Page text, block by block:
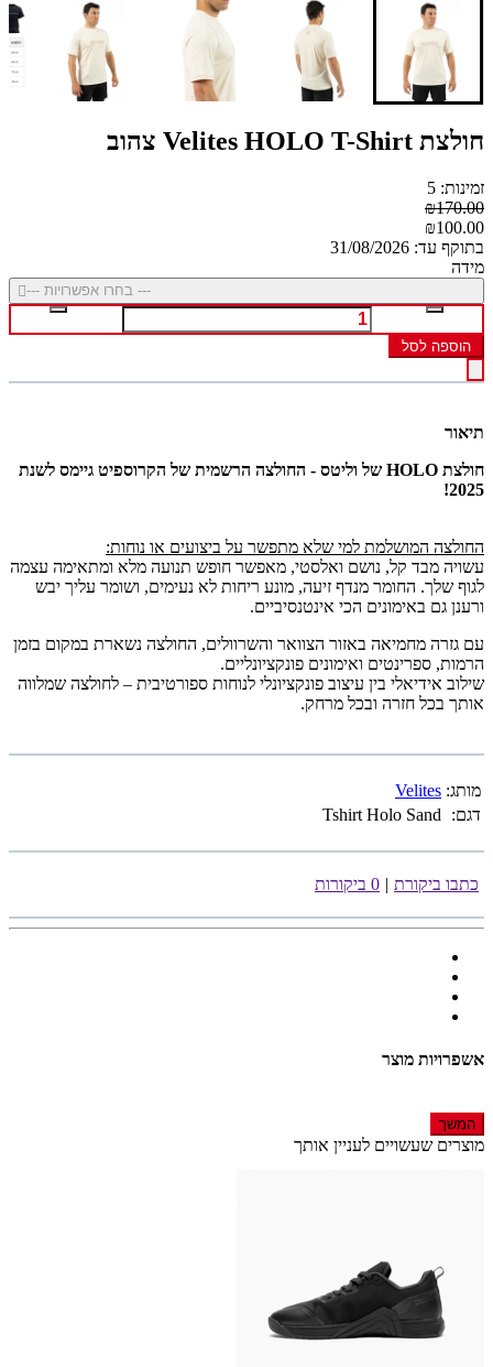
חולצת Velites HOLO T-Shirt צהוב
זמינות: 5
₪170.00
₪100.00
בתוקף עד: 31/08/2026
מידה
--- בחרו אפשרויות ---
הוספה לסל
תיאור
חולצת HOLO של וליטס - החולצה הרשמית של הקרוספיט גיימס לשנת
2025!
החולצה המושלמת למי שלא מתפשר על ביצועים או נוחות:
עשויה מבד קל, נושם ואלסטי, מאפשר חופש תנועה מלא ומתאימה עצמה
לגוף שלך. החומר מנדף זיעה, מונע ריחות לא נעימים, ושומר עליך יבש
ורענן גם באימונים הכי אינטנסיביים.
עם גזרה מחמיאה באזור הצוואר והשרוולים, החולצה נשארת במקום בזמן
הרמות, ספרינטים ואימונים פונקציונליים.
שילוב אידיאלי בין עיצוב פונקציונלי לנוחות ספורטיבית – לחולצה שמלווה
אותך בכל חזרה ובכל מרחק.
מותג: Velites
דגם:
Tshirt Holo Sand
כתבו ביקורת | 0 ביקורות
אשפרויות מוצר
המשך
מוצרים שעשויים לעניין אותך